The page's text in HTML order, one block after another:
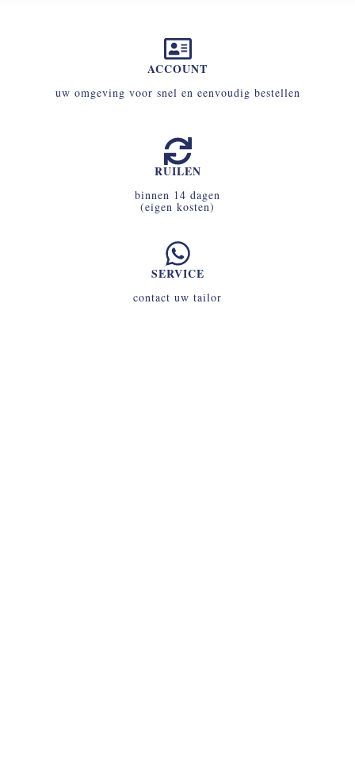
ACCOUNT
uw omgeving voor snel en eenvoudig bestellen
RUILEN
binnen 14 dagen
(eigen kosten)
SERVICE
contact uw tailor